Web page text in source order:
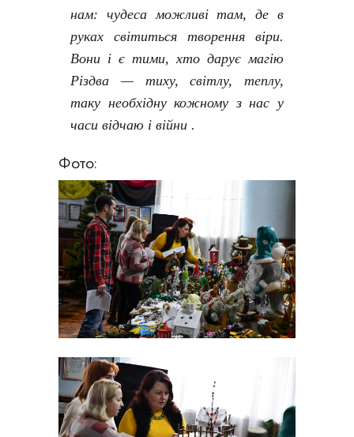
нам: чудеса можливі там, де в
руках світиться творення віри.
Вони і є тими, хто дарує магію
Різдва — тиху, світлу, теплу,
таку необхідну кожному з нас у
часи відчаю і війни .
Фото: